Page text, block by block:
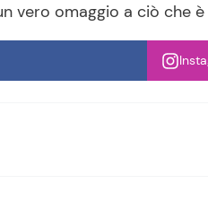
vero omaggio a ciò che è